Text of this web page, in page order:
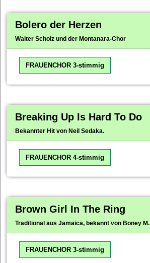
Bolero der Herzen
Walter Scholz und der Montanara-Chor
FRAUENCHOR 3-stimmig
Breaking Up Is Hard To Do
Bekannter Hit von Neil Sedaka.
FRAUENCHOR 4-stimmig
Brown Girl In The Ring
Traditional aus Jamaica, bekannt von Boney M.
FRAUENCHOR 3-stimmig